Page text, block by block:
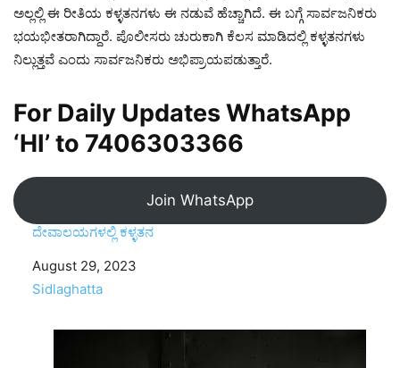
ಅಲ್ಲಲ್ಲಿ ಈ ರೀತಿಯ ಕಳ್ಳತನಗಳು ಈ ನಡುವೆ ಹೆಚ್ಚಾಗಿದೆ. ಈ ಬಗ್ಗೆ ಸಾರ್ವಜನಿಕರು
ಭಯಭೀತರಾಗಿದ್ದಾರೆ. ಪೊಲೀಸರು ಚುರುಕಾಗಿ ಕೆಲಸ ಮಾಡಿದಲ್ಲಿ ಕಳ್ಳತನಗಳು
ನಿಲ್ಲುತ್ತವೆ ಎಂದು ಸಾರ್ವಜನಿಕರು ಅಭಿಪ್ರಾಯಪಡುತ್ತಾರೆ.
For Daily Updates WhatsApp
‘HI’ to 7406303366
Join WhatsApp
ದೇವಾಲಯಗಳಲ್ಲಿ ಕಳ್ಳತನ
Date
August 29, 2023
In relation to
Sidlaghatta